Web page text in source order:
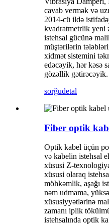
cavab vermək və
2014-cü ildə
kvadratmetrlik yeni
istehsal gücünə
müştərilərin
xidmət sistemini
edəcəyik, hər kəsə
gözəllik gətirəcəyik.
sorğudetal
Fiber optik
Optik kabel üçün
və kabelin istehsal
xüsusi Z-
xüsusi olaraq
möhkəmlik, aşağı
nəm udmama,
xüsusiyyətlərinə
zamanı iplik
istehsalında optik